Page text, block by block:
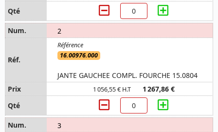
2
16.00976.000
JANTE GAUCHEE COMPL. FOURCHE 15.0804
1 056,55 € H.T 1 267,86 €
3